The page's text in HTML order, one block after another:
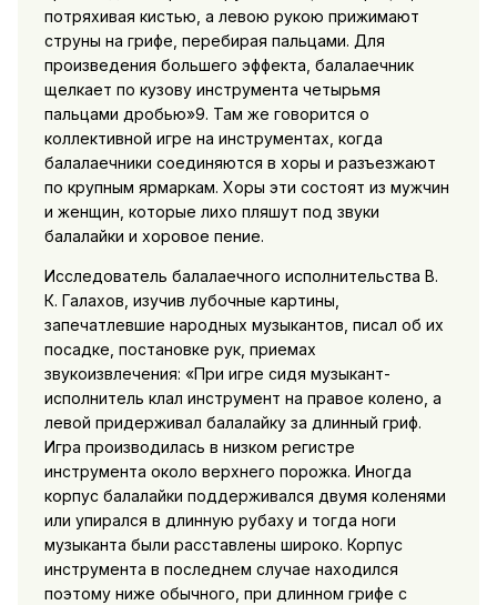
потряхивая кистью, а левою рукою прижимают
струны на грифе, перебирая пальцами. Для
произведения большего эффекта, балалаечник
щелкает по кузову инструмента четырьмя
пальцами дробью»9. Там же говорится о
коллективной игре на инструментах, когда
балалаечники соединяются в хоры и разъезжают
по крупным ярмаркам. Хоры эти состоят из мужчин
и женщин, которые лихо пляшут под звуки
балалайки и хоровое пение.
Исследователь балалаечного исполнительства В.
К. Галахов, изучив лубочные картины,
запечатлевшие народных музыкантов, писал об их
посадке, постановке рук, приемах
звукоизвлечения: «При игре сидя музыкант-
исполнитель клал инструмент на правое колено, а
левой придерживал балалайку за длинный гриф.
Игра производилась в низком регистре
инструмента около верхнего порожка. Иногда
корпус балалайки поддерживался двумя коленями
или упирался в длинную рубаху и тогда ноги
музыканта были расставлены широко. Корпус
инструмента в последнем случае находился
поэтому ниже обычного, при длинном грифе с